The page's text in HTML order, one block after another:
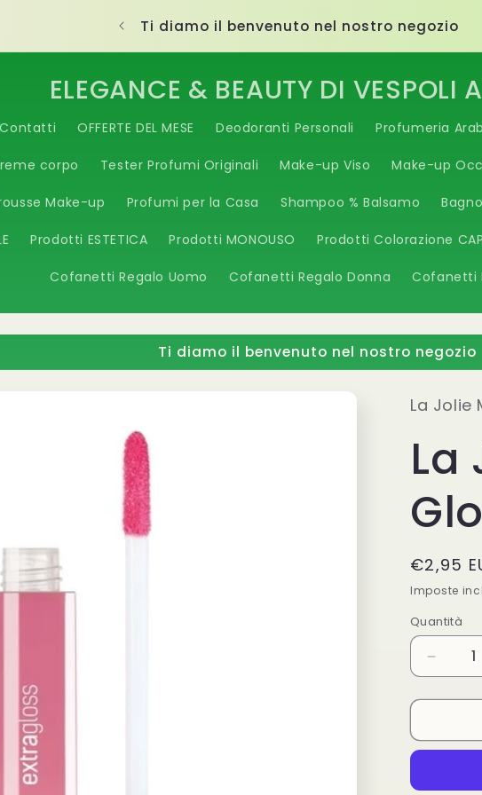
Ti diamo il benvenuto nel nostro negozio
ELEGANCE & BEAUTY DI VESPOLI
Contatti OFFERTE DEL MESE Deodoranti Personali Profumeria
corpo Tester Profumi Originali Make-up Viso Make-up
Make-up Profumi per la Casa Shampoo % Balsamo
Prodotti ESTETICA Prodotti MONOUSO Prodotti Colorazione
Cofanetti Regalo Uomo Cofanetti Regalo Donna Cofanetti
Ti diamo il benvenuto nel nostro negozio
La Jolie
La
Prezzo
di
listino
€2,95
Imposte
Quantità
Quantità
per
Jolie